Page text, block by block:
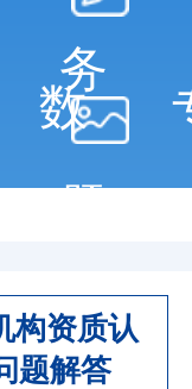
务
数
题
构资质认
题解答